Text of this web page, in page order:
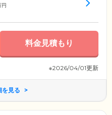
円
料金見積もり
※2026/04/01更新
を見る